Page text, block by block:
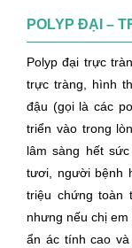
POLYP ĐẠI –
Polyp đại trực
trực tràng, hình
đậu (gọi là các
triển vào trong
lâm sàng hết
tươi, người bệnh
triệu chứng toàn
nhưng nếu chị
ẩn ác tính cao